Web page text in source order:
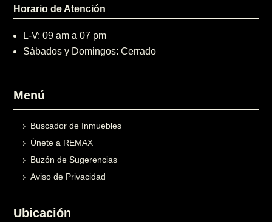
Horario de Atención
L-V: 09 am a 07 pm
Sábados y Domingos: Cerrado
Menú
Buscador de Inmuebles
Únete a REMAX
Buzón de Sugerencias
Aviso de Privacidad
Ubicación